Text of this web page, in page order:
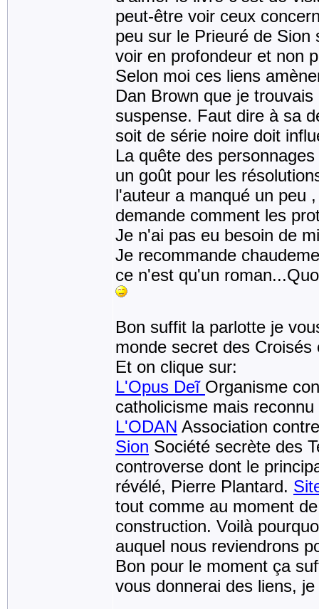
peut-être voir ceux
peu sur le Prieuré de
voir en profondeur et non
Selon moi ces liens
Dan Brown que je
suspense. Faut dire à sa
soit de série noire doit
La quête des
un goût pour les
l'auteur a manqué un peu
demande comment les
Je n'ai pas eu besoin de
Je recommande
ce n'est qu'un
Bon suffit la parlotte je
monde secret des
Et on clique sur:
L'Opus Deĩ Organisme
catholicisme mais
L'ODAN Association
Sion Société secrète des
controverse dont le
révélé, Pierre Plantard.
tout comme au moment
construction. Voilà
auquel nous reviendrons
Bon pour le moment ça
vous donnerai des liens,